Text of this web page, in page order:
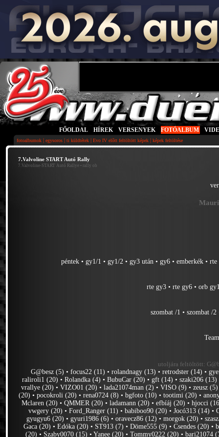
FŐOLDAL HÍREK VERSENYEK FOTÓALBUM
fotoalbumok | egysoros | ti küldtétek | Evo IV előtt feltöltött képek | képek feltöltése
7.Valvoline START Autó Rally
7.Valvoline-START Autó Rallye • rally ob
péntek •gy1/1 •gy1/2 •gy3 után •gy6 •emberkék •rte
rte gy3 •rte gy6 •orb
szombat /1 •szombat /2
utoljára feltöltött:
G@besz (5) •focus22 (11) •rolandnagy (13) •retrodster (14) •
raliroli1 (20) •Rolandka (4) •BubuCar (20) •gft (14) •szaki206 (13)
vrallye (20) •VIZO01 (20) •lada21074man (2) •VISO (9) •zeusz (5)
(20) •pocokroli (20) •rena0724 (8) •bgfoto (10) •tootimi (20) •
Mclaren (20) •QMMER (20) •ladamann (20) •efbíáj (20) •hjocci
vwgery (20) •Ford_Ranger (11) •babiboo90 (20) •Jocó313 (14) •
gyugyu6 (20) •gyuri1986 (6) •oravecz86 (12) •morgok (20) •
Gaca (20) •Edóka (20) • ST913 (7) •Döme555 (9) •Csendes (20) •
(20) • Szaby0070 (15) •Yanee (20) •Tommy0222 (20) •bari21074